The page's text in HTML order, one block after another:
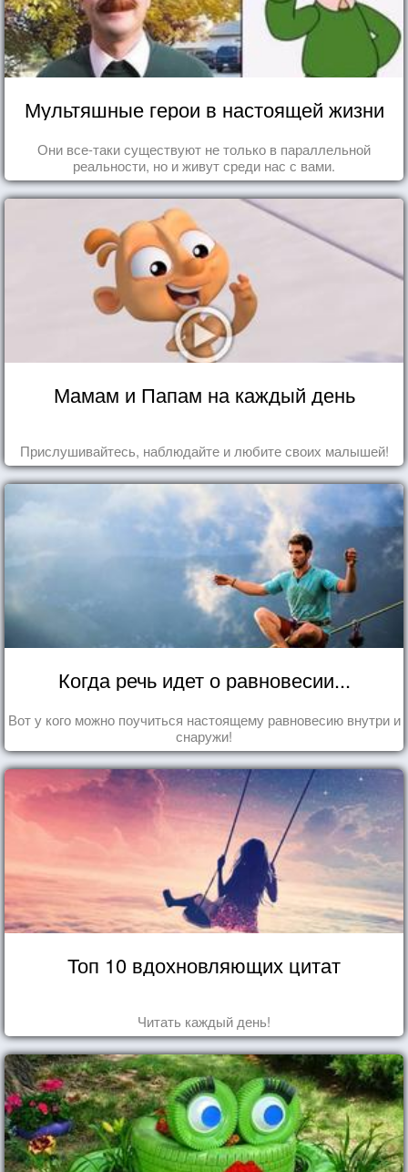
Мультяшные герои в настоящей жизни
Они все-таки существуют не только в параллельной
реальности, но и живут среди нас с вами.
Мамам и Папам на каждый день
Прислушивайтесь, наблюдайте и любите своих малышей!
Когда речь идет о равновесии...
Вот у кого можно поучиться настоящему равновесию внутри и
снаружи!
Топ 10 вдохновляющих цитат
Читать каждый день!